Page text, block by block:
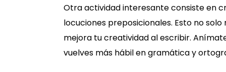
Otra actividad interesante consiste en
locuciones preposicionales. Esto no
mejora tu creatividad al escribir.
vuelves más hábil en gramática y